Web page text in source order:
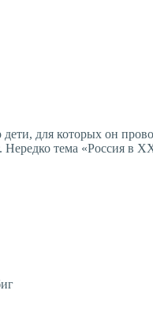
для которых он
тема «Россия в